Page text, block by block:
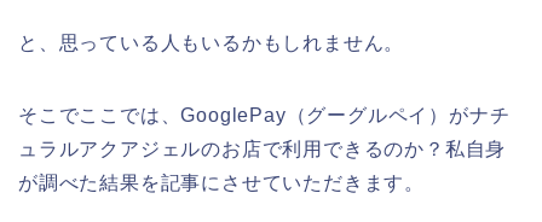
と、思っている人もいるかもしれません。
そこでここでは、GooglePay（グーグルペイ）がナチ
ュラルアクアジェルのお店で利用できるのか？私自身
が調べた結果を記事にさせていただきます。